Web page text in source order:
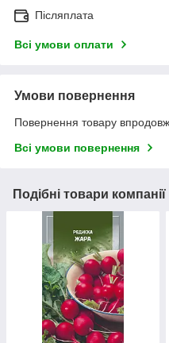
Післяплата
Всі умови оплати
Умови повернення
Повернення товару
Всі умови повернення
Подібні товари компанії